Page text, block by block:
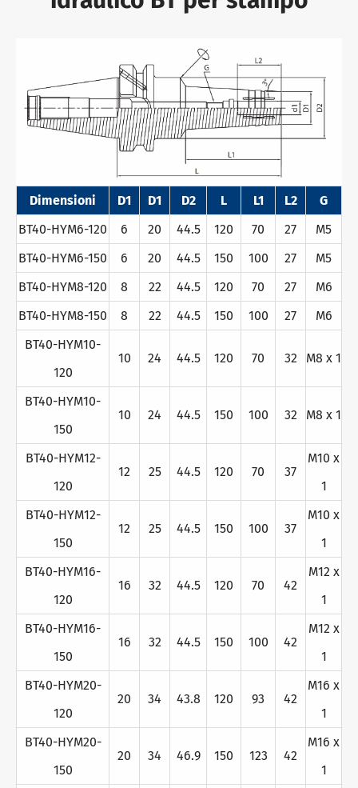
Dimensioni D1 D1 D2 L L1 L2
G
BT40-HYM6-120
6 20 44.5 120 70 27
M5
BT40-HYM6-150
6 20 44.5 150 100 27
M5
BT40-HYM8-120
8 22 44.5 120 70 27
M6
BT40-HYM8-150
8 22 44.5 150 100 27
M6
BT40-HYM10-
120
10 24 44.5 120 70 32 M8 x 1
BT40-HYM10-
150
10 24 44.5 150 100 32 M8 x 1
BT40-HYM12-
120
12 25 44.5 120 70 37
M10 x
1
BT40-HYM12-
150
12 25 44.5 150 100 37
M10 x
1
BT40-HYM16-
120
16 32 44.5 120 70 42
M12 x
1
BT40-HYM16-
150
16 32 44.5 150 100 42
M12 x
1
BT40-HYM20-
120
20 34 43.8 120 93 42
M16 x
1
BT40-HYM20-
150
20 34 46.9 150 123 42
M16 x
1